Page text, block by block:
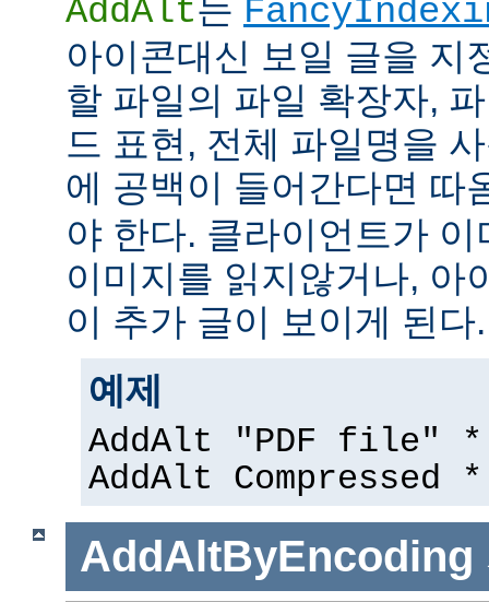
AddAlt는
아이콘대신 보일 글을 지
할 파일의 파일 확장자,
드 표현, 전체 파일명을
에 공백이 들어간다면 따
야 한다. 클라이언트가
이미지를 읽지않거나, 아
이 추가 글이 보이게 된다.
예제
AddAlt "PDF file"
AddAlt
AddAltByEncoding